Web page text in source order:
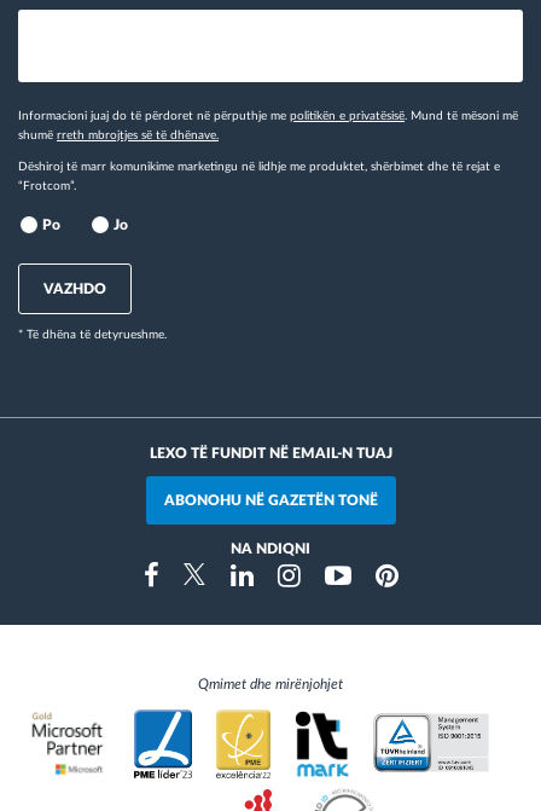
Informacioni juaj do të përdoret në përputhje me politikën e privatësisë . Mund të mësoni më
shumë rreth mbrojtjes së të dhënave.
Dëshiroj të marr komunikime marketingu në lidhje me produktet, shërbimet dhe të rejat e
“Frotcom”.
Po Jo
VAZHDO
* Të dhëna të detyrueshme.
LEXO TË FUNDIT NË EMAIL-N TUAJ
ABONOHU NË GAZETËN TONË
NA NDIQNI
FacebookTwitterLinkedinInstragramYoutubePinterest
Qmimet dhe mirënjohjet